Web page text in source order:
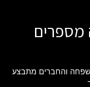
מספרים
והחברים מתבצע